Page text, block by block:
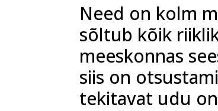
Need on kolm
sõltub kõik
meeskonnas
siis on
tekitavat udu